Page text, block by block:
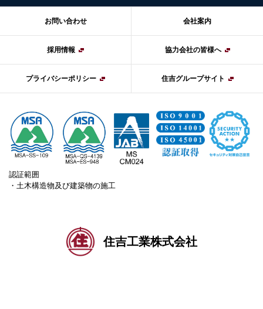
お問い合わせ 会社案内
採用情報 協力会社の皆様へ
プライバシーポリシー 住吉グループサイト
認証範囲
・土木構造物及び建築物の施工
住吉工業株式会社